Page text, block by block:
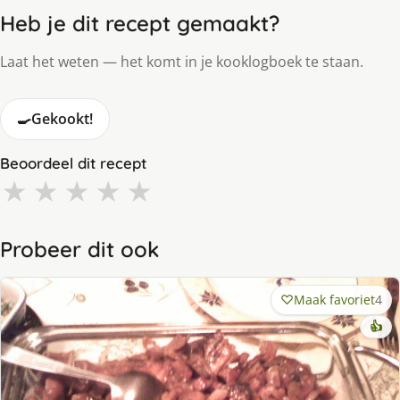
Heb je dit recept gemaakt?
Laat het weten — het komt in je kooklogboek te staan.
🍳Gekookt!
Beoordeel dit recept
★ ★ ★ ★ ★
Probeer dit ook
Maak favoriet4
👍